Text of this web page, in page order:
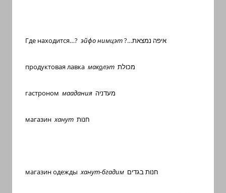
Где находится…? эйфо нимцэт ?…איפה נמצאת
продуктовая лавка маколэт מכולת
гастроном маадания מעדניה
магазинханут חנות
магазин одеждыханут-бгадим חנות בגדים